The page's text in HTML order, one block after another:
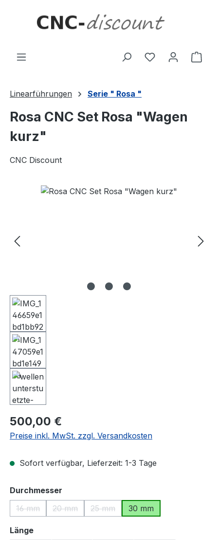
Linearführungen Serie " Rosa "
Rosa CNC Set Rosa "Wagen
kurz"
CNC Discount
Bildergalerie überspringen
Regulärer Preis:
500,00 €
Preise inkl. MwSt. zzgl. Versandkosten
Sofort verfügbar, Lieferzeit: 1-3 Tage
Durchmesser
16 mm
(Diese Option ist zurzeit nicht verfügbar.)
20 mm
(Diese Option ist zurzeit nicht verfügbar.)
25 mm
(Diese Option ist zurzeit nicht
30 mm
Längeauswählen